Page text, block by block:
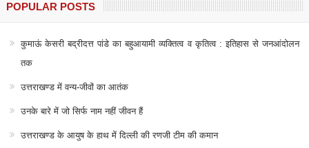
POPULAR POSTS
कुमाऊं केसरी बद्रीदत्त पांडे का बहुआयामी व्यक्तित्व व कृतित्व : इतिहास से जनआंदोलन
तक
उत्तराखण्ड में वन्य-जीवों का आतंक
उनके बारे में जो सिर्फ नाम नहीं जीवन हैं
उत्तराखण्ड के आयुष के हाथ में दिल्ली की रणजी टीम की कमान